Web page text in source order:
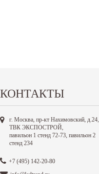
КОНТАКТЫ
г. Москва, пр-кт Нахимовский, д.24,
ТВК ЭКСПОСТРОЙ,
павильон 1 стенд 72-73, павильон 2
стенд 234
+7 (495) 142-20-80